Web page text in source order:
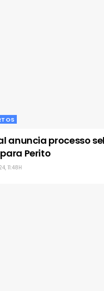
anuncia processo
Perito
11:48H